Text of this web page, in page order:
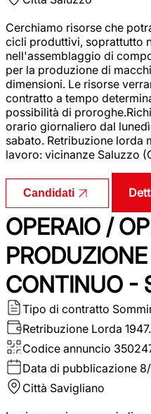
Cerchiamo risorse che
cicli produttivi, soprattutto
nell'assemblaggio di
per la produzione di
dimensioni. Le risorse
contratto a tempo
possibilità di
orario giornaliero dal
sabato. Retribuzione lorda
lavoro: vicinanze Saluzzo
Candidati
OPERAIO /
CONTINUO -
Tipo di contratto
Retribuzione Lorda
Codice annuncio
Data di pubblicazione
Città Savigliano